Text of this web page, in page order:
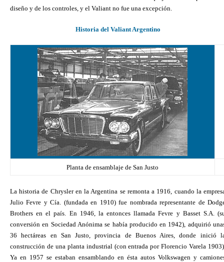
diseño y de los controles, y el Valiant no fue una excepción.
Historia del Valiant Argentino
Planta de ensamblaje de San Justo
La historia de Chrysler en la Argentina se remonta a 1916, cuando la
Julio Fevre y Cía. (fundada en 1910) fue nombrada representante de
Brothers en el país. En 1946, la entonces llamada Fevre y Basset S.A.
conversión en Sociedad Anónima se había producido en 1942), adquirió
36 hectáreas en San Justo, provincia de Buenos Aires, donde inició
construcción de una planta industrial (con entrada por Florencio Varela
Ya en 1957 se estaban ensamblando en ésta autos Volkswagen y